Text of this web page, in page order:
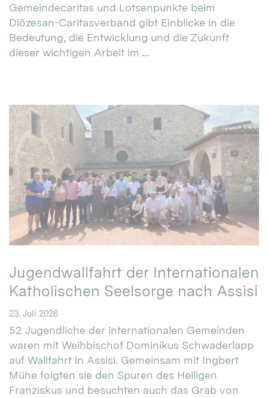
Gemeindecaritas und Lotsenpunkte beim
Diözesan-Caritasverband gibt Einblicke in die
Bedeutung, die Entwicklung und die Zukunft
dieser wichtigen Arbeit im ...
Jugendwallfahrt der Internationalen
Katholischen Seelsorge nach Assisi
23. Juli 2026
52 Jugendliche der internationalen Gemeinden
waren mit Weihbischof Dominikus Schwaderlapp
auf Wallfahrt in Assisi. Gemeinsam mit Ingbert
Mühe folgten sie den Spuren des Heiligen
Franziskus und besuchten auch das Grab von